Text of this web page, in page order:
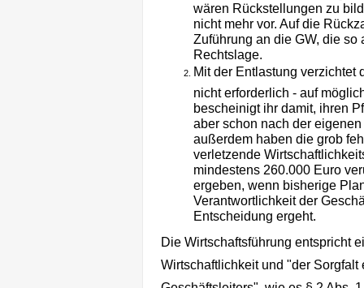
wären Rückstellungen zu
nicht mehr vor. Auf die
Zuführung an die GW, die so
Rechtslage.
Mit der Entlastung verzichtet
nicht erforderlich - auf
bescheinigt ihr damit, ihren
aber schon nach der
außerdem haben die grob
verletzende
mindestens 260.000 Euro
ergeben, wenn bisherige
Verantwortlichkeit der
Entscheidung ergeht.
Die Wirtschaftsführung entspricht
Wirtschaftlichkeit und "der